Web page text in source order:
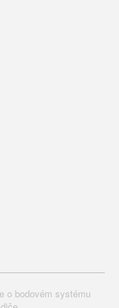
o bodovém systému